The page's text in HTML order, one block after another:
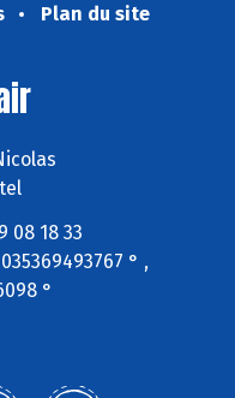
Plan du site
08 18 33
° ,
°